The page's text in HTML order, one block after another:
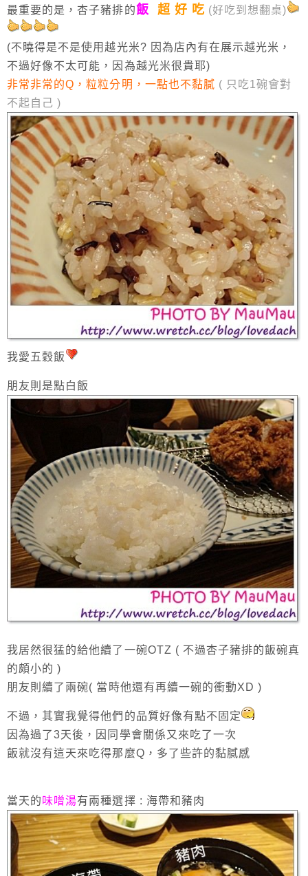
最重要的是，杏子豬排的飯 超 好 吃 (好吃到想翻桌)
(不曉得是不是使用越光米? 因為店內有在展示越光米，
不過好像不太可能，因為越光米很貴耶)
非常非常的Q，粒粒分明，一點也不黏膩 ( 只吃1碗會對
不起自己 )
我愛五穀飯
朋友則是點白飯
我居然很猛的給他續了一碗OTZ ( 不過杏子豬排的飯碗真
的頗小的 )
朋友則續了兩碗( 當時他還有再續一碗的衝動XD )
不過，其實我覺得他們的品質好像有點不固定
因為過了3天後，因同學會關係又來吃了一次
飯就沒有這天來吃得那麼Q，多了些許的黏膩感
當天的 味噌湯有兩種選擇 : 海帶和豬肉